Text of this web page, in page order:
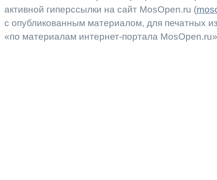
активной гиперссылки на сайт MosOpen.ru (
с опубликованным материалом, для печатных
«по материалам интернет-портала